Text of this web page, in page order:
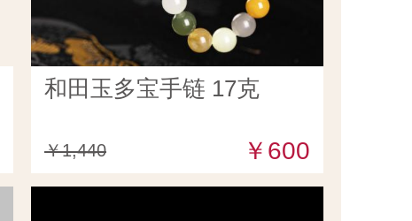
和田玉多宝手链 17克
￥1,440 ￥600